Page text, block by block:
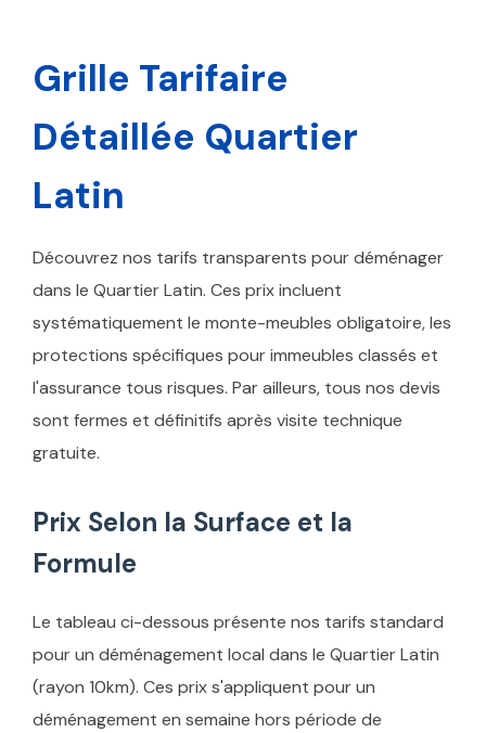
Grille Tarifaire
Détaillée Quartier
Latin
Découvrez nos tarifs transparents pour déménager
dans le Quartier Latin. Ces prix incluent
systématiquement le monte-meubles obligatoire, les
protections spécifiques pour immeubles classés et
l'assurance tous risques. Par ailleurs, tous nos devis
sont fermes et définitifs après visite technique
gratuite.
Prix Selon la Surface et la
Formule
Le tableau ci-dessous présente nos tarifs standard
pour un déménagement local dans le Quartier Latin
(rayon 10km). Ces prix s'appliquent pour un
déménagement en semaine hors période de